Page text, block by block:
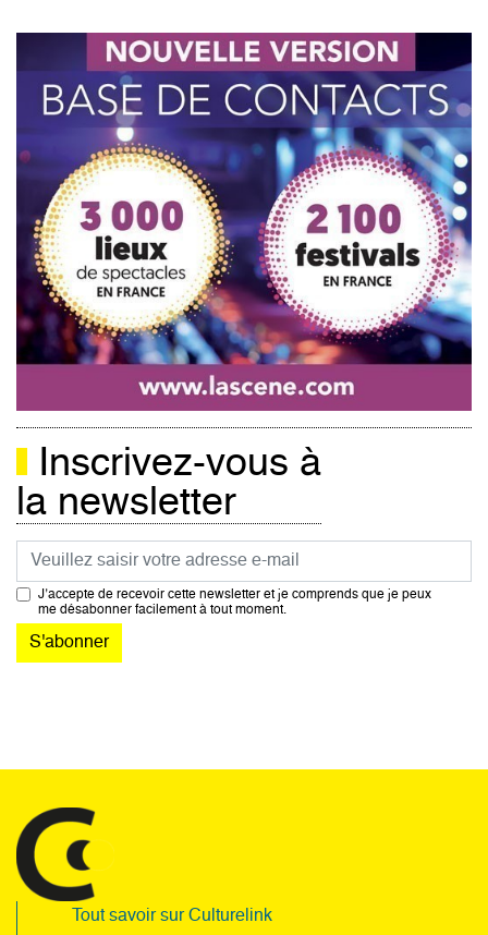
Inscrivez-vous à
la newsletter
Courriel
J’accepte de recevoir cette newsletter et je comprends que je peux
me désabonner facilement à tout moment.
Tout savoir sur Culturelink